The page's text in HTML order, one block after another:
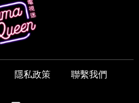
隱私政策 聯繫我們